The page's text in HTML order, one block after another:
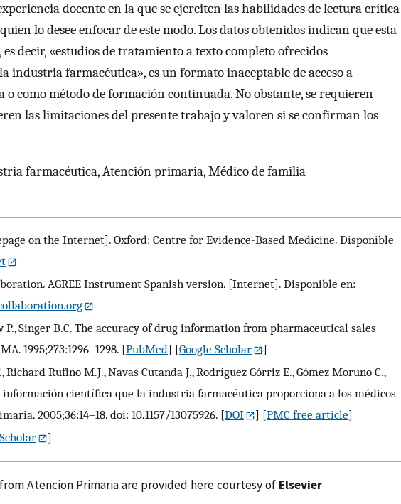
docente en la que se ejerciten las habilidades de lectura crítica
lo desee enfocar de este modo. Los datos obtenidos indican que esta
decir, «estudios de tratamiento a texto completo ofrecidos
industria farmacéutica», es un formato inaceptable de acceso a
como método de formación continuada. No obstante, se requieren
las limitaciones del presente trabajo y valoren si se confirman los
farmacéutica, Atención primaria, Médico de familia
on the Internet]. Oxford: Centre for Evidence-Based Medicine. Disponible
AGREE Instrument Spanish version. [Internet]. Disponible en:
P., Singer B.C. The accuracy of drug information from pharmaceutical sales
1995;273:1296–1298. [PubMed] [Google Scholar
]
Richard Rufino M.J., Navas Cutanda J., Rodríguez Górriz E., Gómez Moruno C.,
información científica que la industria farmacéutica proporciona a los médicos
2005;36:14–18. doi: 10.1157/13075926. [DOI ] [PMC free article]
]
Atencion Primaria are provided here courtesy of Elsevier